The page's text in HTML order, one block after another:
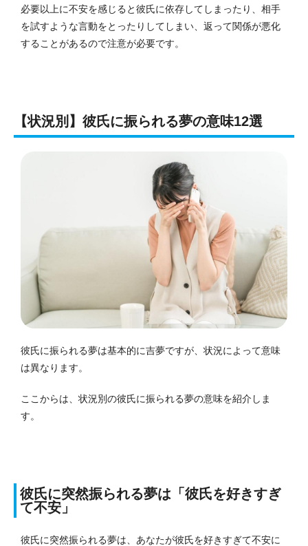
必要以上に不安を感じると彼氏に依存してしまったり、相手
を試すような言動をとったりしてしまい、返って関係が悪化
することがあるので注意が必要です。
【状況別】彼氏に振られる夢の意味12選
彼氏に振られる夢は基本的に吉夢ですが、状況によって意味
は異なります。
ここからは、状況別の彼氏に振られる夢の意味を紹介しま
す。
彼氏に突然振られる夢は「彼氏を好きすぎ
て不安」
彼氏に突然振られる夢は、あなたが彼氏を好きすぎて不安に